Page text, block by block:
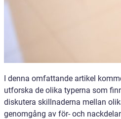
I denna omfattande artikel
utforska de olika typerna som
diskutera skillnaderna mellan
genomgång av för- och